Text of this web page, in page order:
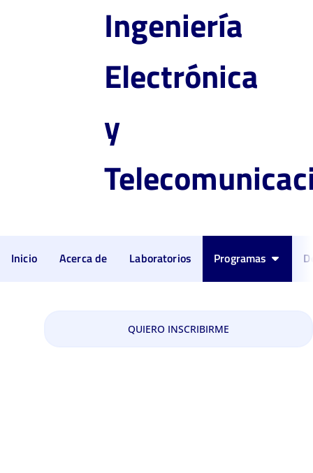
Ingeniería
Electrónica
y
Inicio Acerca de Laboratorios Programas
QUIERO INSCRIBIRME